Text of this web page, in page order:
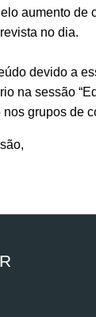
aumento de
no dia.
devido a
na sessão
grupos de